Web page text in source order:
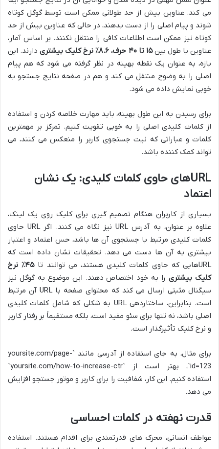
می کند. عناوین بیش از حد طولانی ممکن است توسط گوگل کوتاه
شوند و پیام اصلی را از دست بدهند، در حالی که عناوین بیش از حد
کوتاه نیز ممکن است اطلاعات کافی را منتقل نکنند. بر اساس آمار،
عناوین با طول بین۱۵ تا ۴۰ حرف، ۸.۶٪ نرخ کلیک بیشتری
دارند. این
بازه، به عنوان یک نقطه بهینه در نظر گرفته می شود که هم پیام
اصلی را به وضوح منتقل می کند و هم در صفحه نتایج جستجو به
خوبی نمایش داده می شود.
برای رسیدن به این طول بهینه، باید مهارت خلاصه کردن و استفاده
از کلمات کلیدی اصلی را به خوبی تقویت کنیم. تمرکز بر مهمترین
کلمات و عباراتی که نیت جستجوی کاربر را منعکس می کنند، می
تواند کمک کننده باشد.
URLهای حاوی کلمات کلیدی: یک نشان
اعتماد
بسیاری از کاربران هنگام تصمیم گیری برای کلیک روی یک لینک،
علاوه بر عنوان، به آدرس URL نیز نگاه می کنند. اگر URL حاوی
کلمات کلیدی مرتبط با جستجوی آن ها باشد، حس اعتماد و اعتبار
بیشتری به آن ها دست می دهد. تحقیقات نشان داده است که
URLهایی که حاوی کلمات کلیدی هستند، می توانند تا
۴۵٪ نرخ
کلیک بیشتریرا به خود اختصاص دهند. این موضوع به گوگل نیز
سیگنال مثبتی ارسال می کند که محتوای صفحه با URL آن مرتبط
است. بنابراین، ساختاردهی URL به شکلی که شامل کلمات کلیدی
اصلی باشد، نه تنها برای سئو مفید است، بلکه مستقیماً بر رفتار کاربر
و نرخ کلیک تأثیرگذار است.
برای مثال، به جای استفاده از آدرسی مانند `yoursite.com/page-
id=123`، بهتر است از `yoursite.com/how-to-increase-ctr`
استفاده کنیم. این کار، شفافیت را برای کاربر و موتور جستجو افزایش
می دهد.
قدرت نهفته در کلمات احساسی
عواطف انسانی، محرک های قدرتمندی برای اقدام هستند. استفاده